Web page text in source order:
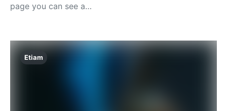
page you can see a…
Etiam